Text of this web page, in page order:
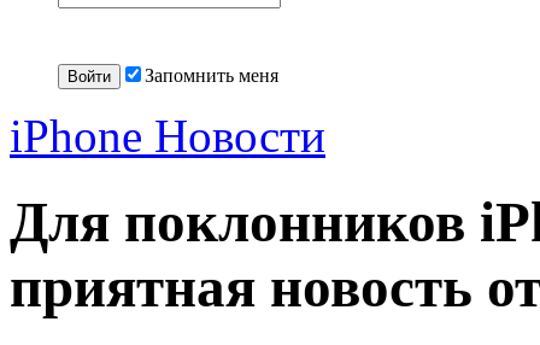
Запомнить меня
iPhone Новости
Для поклонников
приятная новость